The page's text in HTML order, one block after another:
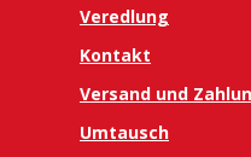
Veredlung
Kontakt
Versand und
Umtausch